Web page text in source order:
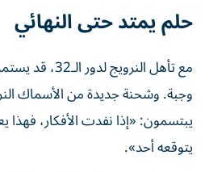
حلم يمتد حتى النهائي
وجبة. وشحنة جديدة من الأسماك
يبتسمون: «إذا نفدت الأفكار، فهذا
يتوقعه أحد».